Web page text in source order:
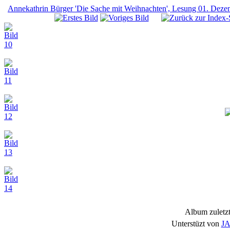
Annekathrin Bürger 'Die Sache mit Weihnachten', Lesung 01.
Album
Unterstüzt von